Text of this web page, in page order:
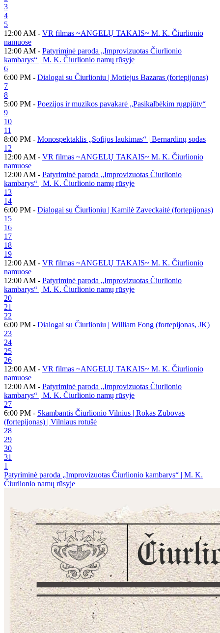
3
4
5
12:00 AM - VR filmas ~ANGELŲ TAKAIS~ M. K. Čiurlionio
namuose
12:00 AM - Patyriminė paroda „Improvizuotas Čiurlionio
kambarys“ | M. K. Čiurlionio namų rūsyje
6
6:00 PM - Dialogai su Čiurlioniu | Motiejus Bazaras (fortepijonas)
7
8
5:00 PM - Poezijos ir muzikos pavakarė „Pasikalbėkim rugpjūty“
9
10
11
8:00 PM - Monospektaklis „Sofijos laukimas“ | Bernardinų sodas
12
12:00 AM - VR filmas ~ANGELŲ TAKAIS~ M. K. Čiurlionio
namuose
12:00 AM - Patyriminė paroda „Improvizuotas Čiurlionio
kambarys“ | M. K. Čiurlionio namų rūsyje
13
14
6:00 PM - Dialogai su Čiurlioniu | Kamilė Zaveckaitė (fortepijonas)
15
16
17
18
19
12:00 AM - VR filmas ~ANGELŲ TAKAIS~ M. K. Čiurlionio
namuose
12:00 AM - Patyriminė paroda „Improvizuotas Čiurlionio
kambarys“ | M. K. Čiurlionio namų rūsyje
20
21
22
6:00 PM - Dialogai su Čiurlioniu | William Fong (fortepijonas, JK)
23
24
25
26
12:00 AM - VR filmas ~ANGELŲ TAKAIS~ M. K. Čiurlionio
namuose
12:00 AM - Patyriminė paroda „Improvizuotas Čiurlionio
kambarys“ | M. K. Čiurlionio namų rūsyje
27
6:00 PM - Skambantis Čiurlionio Vilnius | Rokas Zubovas
(fortepijonas) | Vilniaus rotušė
28
29
30
31
1
Patyriminė paroda „Improvizuotas Čiurlionio kambarys“ | M. K.
Čiurlionio namų rūsyje